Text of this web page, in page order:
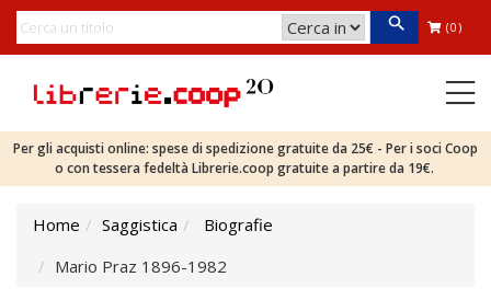
(0)
Per gli acquisti online: spese di spedizione gratuite da 25€ - Per i soci Coop
o con tessera fedeltà Librerie.coop gratuite a partire da 19€.
Home Saggistica
Biografie
Mario Praz 1896-1982